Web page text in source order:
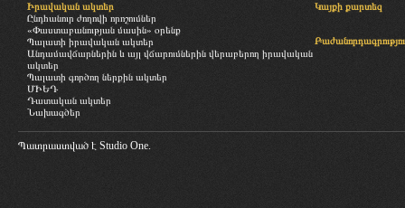
Իրավական ակտեր
Ընդհանուր ժողովի որոշումներ
«Փաստաբանության մասին» օրենք
Պալատի իրավական ակտեր
Անդամավճարներին և այլ վճարումներին վերաբերող իրավական
ակտեր
Պալատի գործող ներքին ակտեր
ՄԻԵԴ
Դատական ակտեր
Նախագծեր
Կայքի քարտեզ
Պատրաստված է Studio One.